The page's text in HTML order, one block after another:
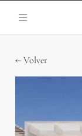
← Volver